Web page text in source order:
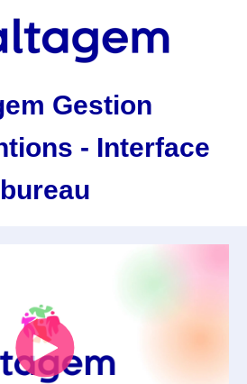
Gestion
- Interface
bureau